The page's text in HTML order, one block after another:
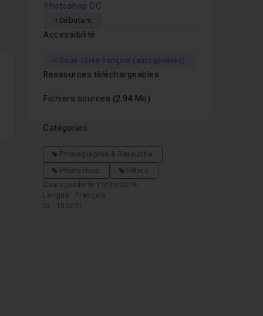
Photoshop CC
Débutant
Accessibilité
Sous-titres français (autogénérés)
Ressources téléchargeables
Fichiers sources (2.94 Mo)
Catégories
Photographie & Retouche
Photoshop
Filtres
Cours publié le 10/05/2018
Langue : Français
ID : 105231